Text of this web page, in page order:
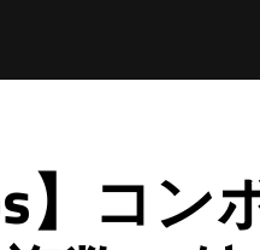
】コン